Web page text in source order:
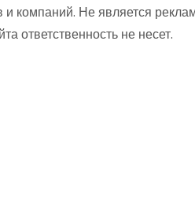
и компаний. Не является
ответственность не несет.